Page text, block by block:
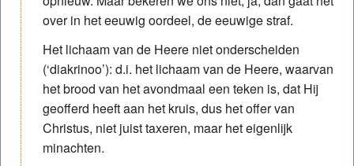
over in het eeuwig oordeel, de eeuwige straf.
Het lichaam van de Heere niet onderscheiden
(‘diakrinoo’): d.i. het lichaam van de Heere, waarvan
het brood van het avondmaal een teken is, dat Hij
geofferd heeft aan het kruis, dus het offer van
Christus, niet juist taxeren, maar het eigenlijk
minachten.